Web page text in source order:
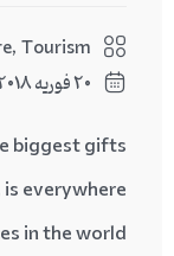
,Tourism
20 فوریه 2018
biggest gifts
everywhere
in the world